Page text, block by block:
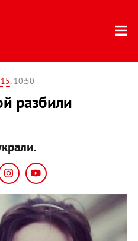
, 10:50
разбили